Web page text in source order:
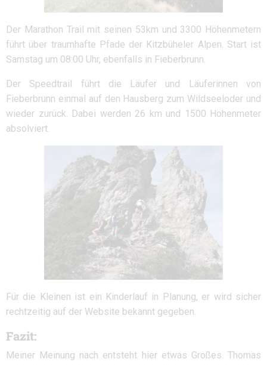
Der Marathon Trail mit seinen 53km und 3300 Höhenmetern
führt über traumhafte Pfade der Kitzbüheler Alpen. Start ist
Samstag um 08:00 Uhr, ebenfalls in Fieberbrunn.
Der Speedtrail führt die Läufer und Läuferinnen von
Fieberbrunn einmal auf den Hausberg zum Wildseeloder und
wieder zurück. Dabei werden 26 km und 1500 Höhenmeter
absolviert.
Für die Kleinen ist ein Kinderlauf in Planung, er wird sicher
rechtzeitig auf der Website bekannt gegeben.
Fazit:
Meiner Meinung nach entsteht hier etwas Großes. Thomas